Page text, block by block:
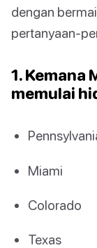
dengan
pertanyaan-
1. Kemana
memulai
Miami
Colorado
Texas